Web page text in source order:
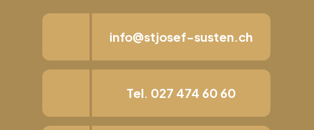
info@stjosef-susten.ch
Tel. 027 474 60 60